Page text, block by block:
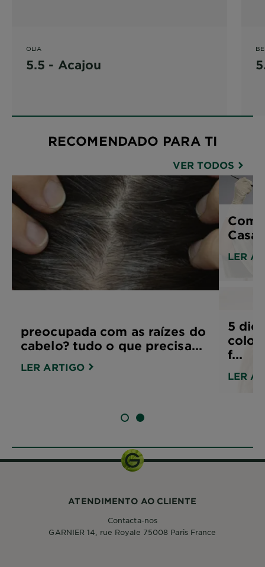
OLIA
5.5 - Acajou
RECOMENDADO PARA TI
VER TODOS
preocupada com as raízes do
cabelo? tudo o que precisa...
LER ARTIGO
LER
5
f...
LER
SLIDE 1SLIDE 2
ATENDIMENTO AO CLIENTE
Contacta-nos
GARNIER 14, rue Royale 75008 Paris France